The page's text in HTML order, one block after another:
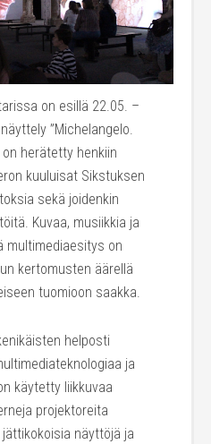
on esillä 22.05. –
”Michelangelo.
on herätetty henkiin
kuuluisat Sikstuksen
sekä joidenkin
Kuvaa, musiikkia ja
multimediaesitys on
kertomusten äärellä
tuomioon saakka.
helposti
ja
käytetty liikkuvaa
projektoreita
näyttöjä ja